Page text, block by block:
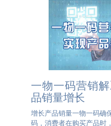
一物一码营销
品销量增长
增长产品销量一物一码确
码，消费者在购买产品时